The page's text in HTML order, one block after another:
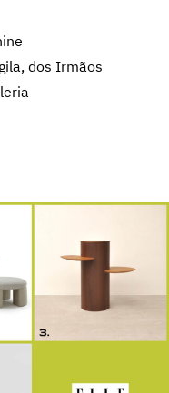
dos Irmãos